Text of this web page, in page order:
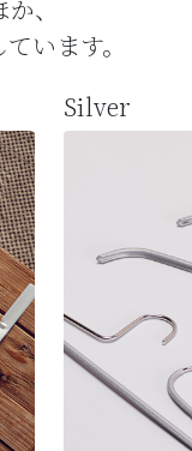
、
います。
Silver